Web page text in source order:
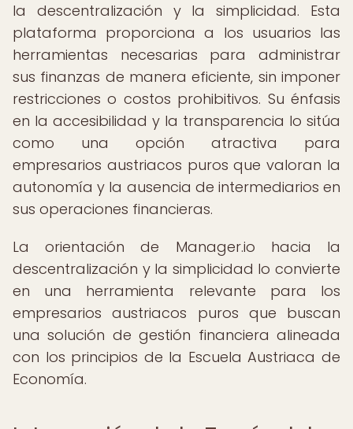
la descentralización y la simplicidad. Esta
plataforma proporciona a los usuarios las
herramientas necesarias para administrar
sus finanzas de manera eficiente, sin imponer
restricciones o costos prohibitivos. Su énfasis
en la accesibilidad y la transparencia lo sitúa
como una opción atractiva para
empresarios austriacos puros que valoran la
autonomía y la ausencia de intermediarios en
sus operaciones financieras.
La orientación de Manager.io hacia la
descentralización y la simplicidad lo convierte
en una herramienta relevante para los
empresarios austriacos puros que buscan
una solución de gestión financiera alineada
con los principios de la Escuela Austriaca de
Economía.